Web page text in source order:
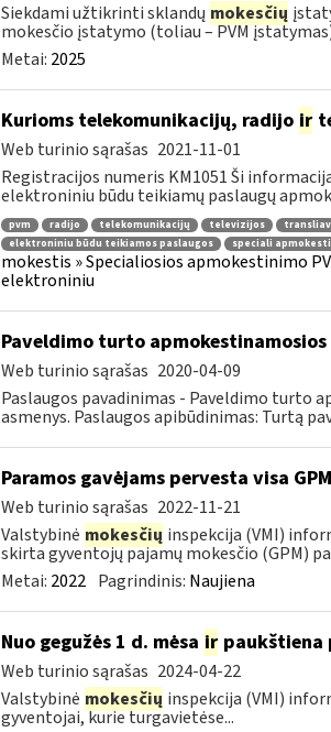
Siekdami užtikrinti sklandų mokesčių
mokesčio įstatymo (toliau – PVM
Metai: 2025
Kurioms telekomunikacijų, radijo ir
Web turinio sąrašas 2021-11-01
Registracijos numeris KM1051 Ši
elektroniniu būdu teikiamų paslaugų
pvm radijo telekomunikacijų televizijos
elektroniniu būdu teikiamos paslaugos
speciali
mokestis » Specialiosios apmokestinimo
elektroniniu
Paveldimo turto
Web turinio sąrašas 2020-04-09
Paslaugos pavadinimas - Paveldimo turto
asmenys. Paslaugos apibūdinimas: Turtą
Paramos gavėjams pervesta visa
Web turinio sąrašas 2022-11-21
Valstybinė mokesčių inspekcija (VMI)
skirta gyventojų pajamų mokesčio (GPM)
Metai: 2022 Pagrindinis: Naujiena
Nuo gegužės 1 d. mėsa irpaukštiena
Web turinio sąrašas 2024-04-22
Valstybinė mokesčių inspekcija (VMI)
gyventojai, kurie turgavietėse...